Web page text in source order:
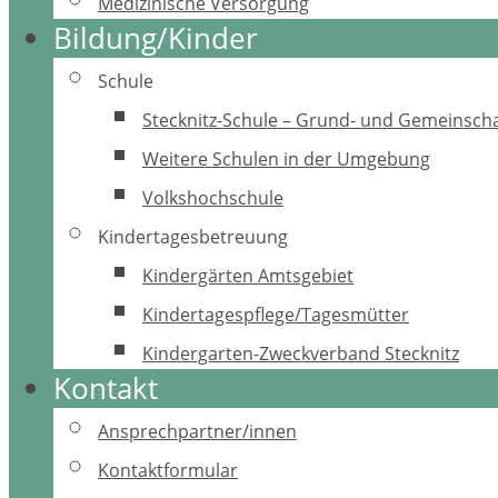
Bildung/Kinder
Schule
Stecknitz-Schule – Grund- und
Weitere Schulen in der Umgebung
Volkshochschule
Kindertagesbetreuung
Kindergärten Amtsgebiet
Kindertagespflege/Tagesmütter
Kindergarten-Zweckverband Stecknitz
Kontakt
Ansprechpartner/innen
Kontaktformular